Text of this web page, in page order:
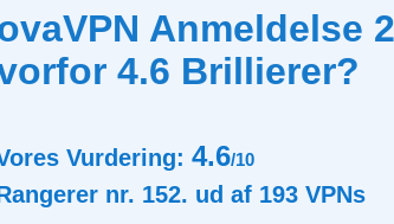
Anmeldelse
4.6 Brillierer?
Vurdering: 4.6/10
nr. 152. ud af 193 VPNs